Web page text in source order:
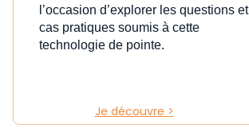
l’occasion d’explorer les questions et
cas pratiques soumis à cette
technologie de pointe.
Je découvre >